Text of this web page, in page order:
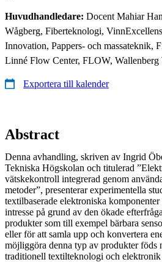
Huvudhandledare: Docent Mahiar
Wågberg, Fiberteknologi,
Innovation, Pappers- och massateknik,
Linné Flow Center, FLOW, Wallenberg
Exportera till kalender
Abstract
Denna avhandling, skriven av Ingrid
Tekniska Högskolan och titulerad
vätskekontroll integrerad genom
metoder”, presenterar experimentella
textilbaserade elektroniska
intresse på grund av den ökade
produkter som till exempel bärbara
eller för att samla upp och konvertera
möjliggöra denna typ av produkter föds
traditionell textilteknologi och elektronik